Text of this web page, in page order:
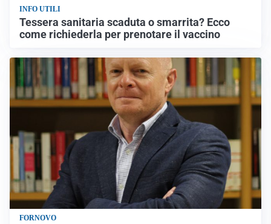
INFO UTILI
Tessera sanitaria scaduta o smarrita? Ecco
come richiederla per prenotare il vaccino
FORNOVO